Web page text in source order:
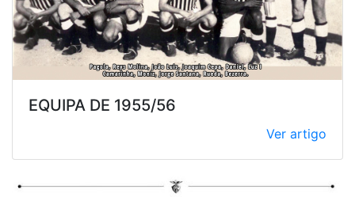
EQUIPA DE 1955/56
Ver artigo